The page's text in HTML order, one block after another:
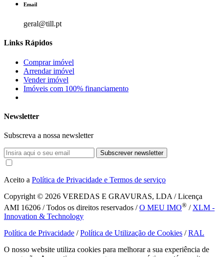
Email
geral@till.pt
Links Rápidos
Comprar imóvel
Arrendar imóvel
Vender imóvel
Imóveis com 100% financiamento
Newsletter
Subscreva a nossa newsletter
Subscrever newsletter
Aceito a Política de Privacidade e Termos de serviço
Copyright © 2026 VEREDAS E GRAVURAS, LDA / Licença
AMI 16206 / Todos os direitos reservados /O MEU IMO® / XLM -
Innovation & Technology
Política de Privacidade /Política de Utilização de Cookies /RAL
O nosso website utiliza cookies para melhorar a sua experiência de